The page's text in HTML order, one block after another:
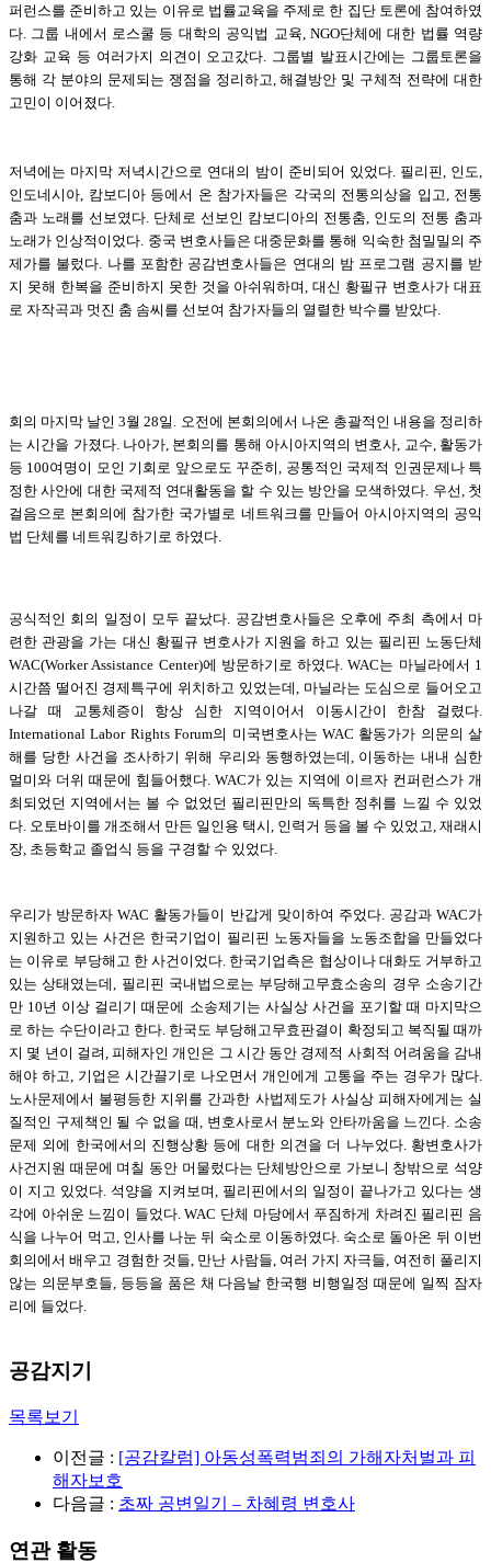
퍼런스를 준비하고 있는 이유로 법률교육을 주제로 한 집단 토론에 참여하였
다. 그룹 내에서 로스쿨 등 대학의 공익법 교육, NGO단체에 대한 법률 역량
강화 교육 등 여러가지 의견이 오고갔다. 그룹별 발표시간에는 그룹토론을
통해 각 분야의 문제되는 쟁점을 정리하고, 해결방안 및 구체적 전략에 대한
고민이 이어졌다.
저녁에는 마지막 저녁시간으로 연대의 밤이 준비되어 있었다. 필리핀, 인도,
인도네시아, 캄보디아 등에서 온 참가자들은 각국의 전통의상을 입고, 전통
춤과 노래를 선보였다. 단체로 선보인 캄보디아의 전통춤, 인도의 전통 춤과
노래가 인상적이었다. 중국 변호사들은 대중문화를 통해 익숙한 첨밀밀의 주
제가를 불렀다. 나를 포함한 공감변호사들은 연대의 밤 프로그램 공지를 받
지 못해 한복을 준비하지 못한 것을 아쉬워하며, 대신 황필규 변호사가 대표
로 자작곡과 멋진 춤 솜씨를 선보여 참가자들의 열렬한 박수를 받았다.
회의 마지막 날인 3월 28일. 오전에 본회의에서 나온 총괄적인 내용을 정리하
는 시간을 가졌다. 나아가, 본회의를 통해 아시아지역의 변호사, 교수, 활동가
등 100여명이 모인 기회로 앞으로도 꾸준히, 공통적인 국제적 인권문제나 특
정한 사안에 대한 국제적 연대활동을 할 수 있는 방안을 모색하였다. 우선, 첫
걸음으로 본회의에 참가한 국가별로 네트워크를 만들어 아시아지역의 공익
법 단체를 네트워킹하기로 하였다.
공식적인 회의 일정이 모두 끝났다. 공감변호사들은 오후에 주최 측에서 마
련한 관광을 가는 대신 황필규 변호사가 지원을 하고 있는 필리핀 노동단체
WAC(Worker Assistance Center)에 방문하기로 하였다. WAC는 마닐라에서 1
시간쯤 떨어진 경제특구에 위치하고 있었는데, 마닐라는 도심으로 들어오고
나갈 때 교통체증이 항상 심한 지역이어서 이동시간이 한참 걸렸다.
International Labor Rights Forum의 미국변호사는 WAC 활동가가 의문의 살
해를 당한 사건을 조사하기 위해 우리와 동행하였는데, 이동하는 내내 심한
멀미와 더위 때문에 힘들어했다. WAC가 있는 지역에 이르자 컨퍼런스가 개
최되었던 지역에서는 볼 수 없었던 필리핀만의 독특한 정취를 느낄 수 있었
다. 오토바이를 개조해서 만든 일인용 택시, 인력거 등을 볼 수 있었고, 재래시
장, 초등학교 졸업식 등을 구경할 수 있었다.
우리가 방문하자 WAC 활동가들이 반갑게 맞이하여 주었다. 공감과 WAC가
지원하고 있는 사건은 한국기업이 필리핀 노동자들을 노동조합을 만들었다
는 이유로 부당해고 한 사건이었다. 한국기업측은 협상이나 대화도 거부하고
있는 상태였는데, 필리핀 국내법으로는 부당해고무효소송의 경우 소송기간
만 10년 이상 걸리기 때문에 소송제기는 사실상 사건을 포기할 때 마지막으
로 하는 수단이라고 한다. 한국도 부당해고무효판결이 확정되고 복직될 때까
지 몇 년이 걸려, 피해자인 개인은 그 시간 동안 경제적 사회적 어려움을 감내
해야 하고, 기업은 시간끌기로 나오면서 개인에게 고통을 주는 경우가 많다.
노사문제에서 불평등한 지위를 간과한 사법제도가 사실상 피해자에게는 실
질적인 구제책인 될 수 없을 때, 변호사로서 분노와 안타까움을 느낀다. 소송
문제 외에 한국에서의 진행상황 등에 대한 의견을 더 나누었다. 황변호사가
사건지원 때문에 며칠 동안 머물렀다는 단체방안으로 가보니 창밖으로 석양
이 지고 있었다. 석양을 지켜보며, 필리핀에서의 일정이 끝나가고 있다는 생
각에 아쉬운 느낌이 들었다. WAC 단체 마당에서 푸짐하게 차려진 필리핀 음
식을 나누어 먹고, 인사를 나눈 뒤 숙소로 이동하였다. 숙소로 돌아온 뒤 이번
회의에서 배우고 경험한 것들, 만난 사람들, 여러 가지 자극들, 여전히 풀리지
않는 의문부호들, 등등을 품은 채 다음날 한국행 비행일정 때문에 일찍 잠자
리에 들었다.
공감지기
목록보기
이전글 : [공감칼럼] 아동성폭력범죄의 가해자처벌과 피
해자보호
다음글 : 초짜 공변일기 – 차혜령 변호사
연관 활동